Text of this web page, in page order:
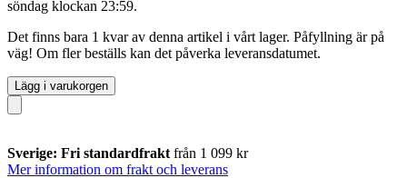
söndag klockan 23:59.
Det finns bara 1 kvar av denna artikel i vårt lager. Påfyllning är på
väg! Om fler beställs kan det påverka leveransdatumet.
Lägg i varukorgen
Sverige: Fri standardfrakt från 1 099 kr
Mer information om frakt och leverans